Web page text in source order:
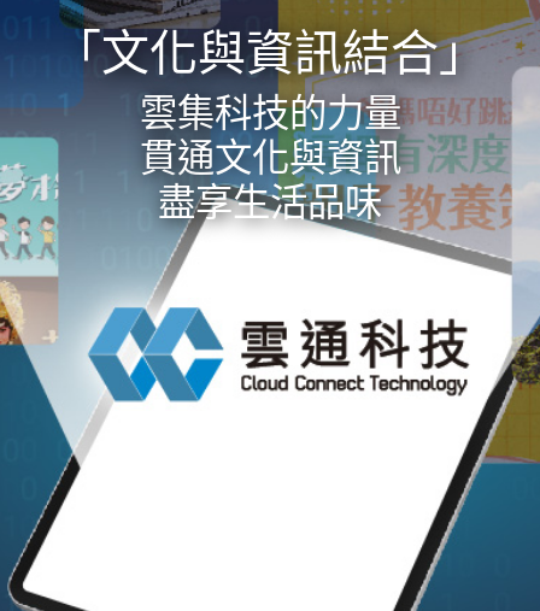
「文化與資訊結合」
雲集科技的力量
貫通文化與資訊
盡享生活品味